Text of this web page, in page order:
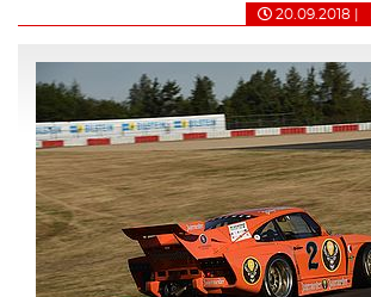
20.09.2018